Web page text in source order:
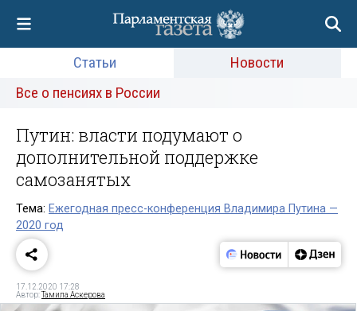
Статьи
Новости
Все о пенсиях в России
Путин: власти подумают о
дополнительной поддержке
самозанятых
Тема: Ежегодная пресс-конференция Владимира Путина —
2020 год
17.12.2020 17:28
Автор:Тамила Аскерова